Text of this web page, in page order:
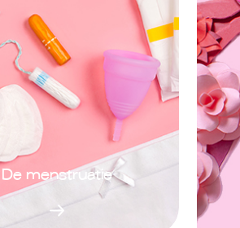
De menstruatie